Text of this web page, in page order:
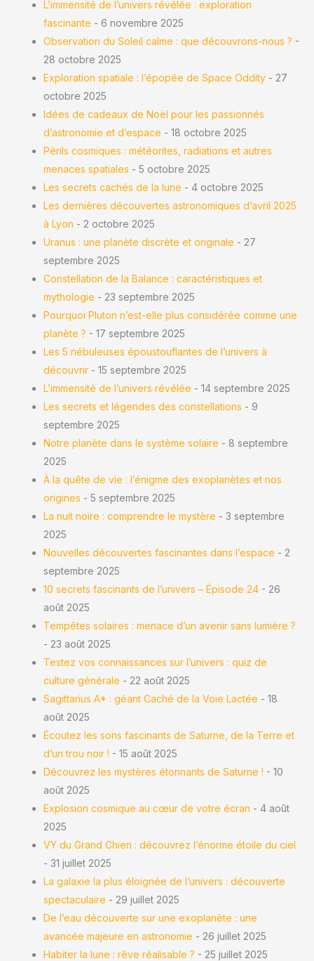
L’immensité de l’univers révélée : exploration
fascinante - 6 novembre 2025
Observation du Soleil calme : que découvrons-nous ? -
28 octobre 2025
Exploration spatiale : l’épopée de Space Oddity - 27
octobre 2025
Idées de cadeaux de Noël pour les passionnés
d’astronomie et d’espace - 18 octobre 2025
Périls cosmiques : météorites, radiations et autres
menaces spatiales - 5 octobre 2025
Les secrets cachés de la lune - 4 octobre 2025
Les dernières découvertes astronomiques d’avril 2025
à Lyon - 2 octobre 2025
Uranus : une planète discrète et originale - 27
septembre 2025
Constellation de la Balance : caractéristiques et
mythologie - 23 septembre 2025
Pourquoi Pluton n’est-elle plus considérée comme une
planète ? - 17 septembre 2025
Les 5 nébuleuses époustouflantes de l’univers à
découvrir - 15 septembre 2025
L’immensité de l’univers révélée - 14 septembre 2025
Les secrets et légendes des constellations - 9
septembre 2025
Notre planète dans le système solaire - 8 septembre
2025
À la quête de vie : l’énigme des exoplanètes et nos
origines - 5 septembre 2025
La nuit noire : comprendre le mystère - 3 septembre
2025
Nouvelles découvertes fascinantes dans l’espace - 2
septembre 2025
10 secrets fascinants de l’univers – Épisode 24 - 26
août 2025
Tempêtes solaires : menace d’un avenir sans lumière ?
- 23 août 2025
Testez vos connaissances sur l’univers : quiz de
culture générale - 22 août 2025
Sagittarius A* : géant Caché de la Voie Lactée - 18
août 2025
Écoutez les sons fascinants de Saturne, de la Terre et
d’un trou noir ! - 15 août 2025
Découvrez les mystères étonnants de Saturne ! - 10
août 2025
Explosion cosmique au cœur de votre écran - 4 août
2025
VY du Grand Chien : découvrez l’énorme étoile du ciel
- 31 juillet 2025
La galaxie la plus éloignée de l’univers : découverte
spectaculaire - 29 juillet 2025
De l’eau découverte sur une exoplanète : une
avancée majeure en astronomie - 26 juillet 2025
Habiter la lune : rêve réalisable ? - 25 juillet 2025